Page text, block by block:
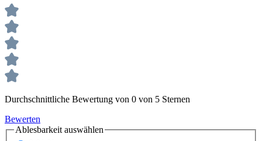
Durchschnittliche Bewertung von 0 von 5 Sternen
Bewerten
Ablesbarkeitauswählen